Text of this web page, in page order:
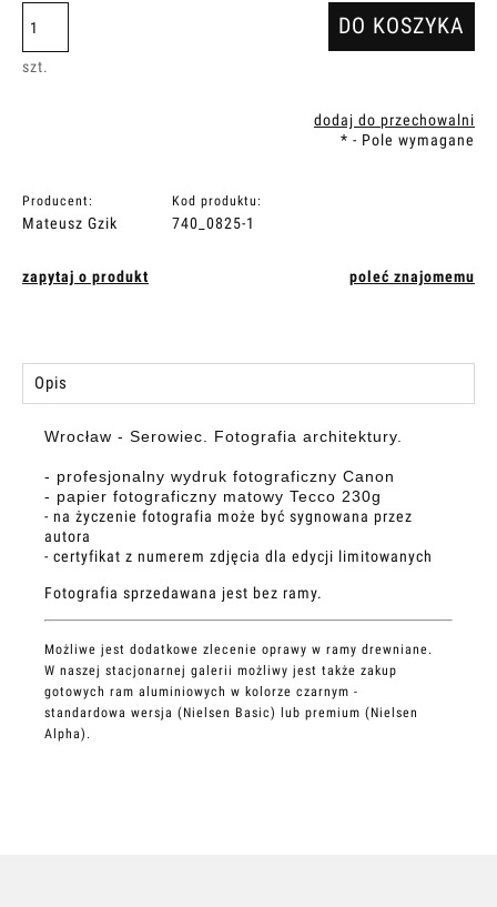
szt.
DO KOSZYKA
dodaj do przechowalni
* - Pole wymagane
Producent:
Mateusz Gzik
Kod produktu:
740_0825-1
zapytaj o produkt poleć znajomemu
Opis
Wrocław - Serowiec. Fotografia architektury.
- profesjonalny wydruk fotograficzny Canon
- papier fotograficzny matowy Tecco 230g
- na życzenie fotografia może być sygnowana przez
autora
- certyfikat z numerem zdjęcia dla edycji limitowanych
Fotografia sprzedawana jest bez ramy.
Możliwe jest dodatkowe zlecenie oprawy w ramy drewniane.
W naszej stacjonarnej galerii możliwy jest także zakup
gotowych ram aluminiowych w kolorze czarnym -
standardowa wersja (Nielsen Basic) lub premium (Nielsen
Alpha).